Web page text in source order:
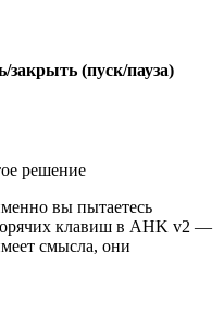
(пуск/пауза)
решение
вы пытаетесь
клавиш в AHK v2 —
смысла, они